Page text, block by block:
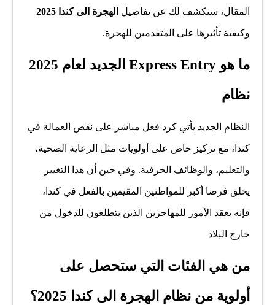
المقال، سنكشف لك عن تفاصيل الهجرة الى كندا 2025
وكيفية تأثيرها على المتقدمين للهجرة.
الجديد لعام 2025 Express Entry ما هو
نظام
النظام الجديد يأتي كرد فعل مباشر على نقص العمالة في
كندا، مع تركيز خاص على أولويات مثل الرعاية الصحية،
والتعليم، والوظائف الحرفية. وفي حين أن هذا التغيير
يخلق فرصا أكبر للمواطنين المقيمين بالفعل في كندا،
فإنه يعقد الأمور للمهاجرين الذين يتطلعون للدخول من
خارج البلاد
من هي الفئات التي ستحصل على
أولوية من نظام الهجرة الى كندا 2025؟